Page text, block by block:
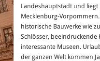
in
Schwerin
Landeshauptstadt und
Mecklenburg-
historische Bauwerke wie
Schlösser, beeindruckende
interessante Museen.
der ganzen Welt kommen